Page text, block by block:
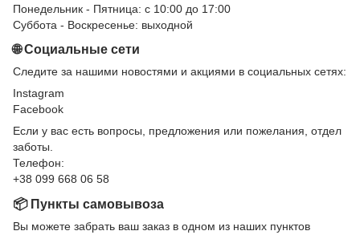
Понедельник - Пятница: с 10:00 до 17:00
Суббота - Воскресенье: выходной
🌐 Социальные сети
Следите за нашими новостями и акциями в социальных сетях:
Instagram
Facebook
Если у вас есть вопросы, предложения или пожелания, отдел
заботы.
Телефон:
+38 099 668 06 58
📦 Пункты самовывоза
Вы можете забрать ваш заказ в одном из наших пунктов